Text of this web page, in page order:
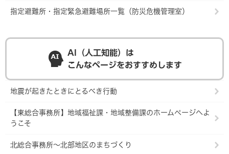
指定避難所・指定緊急避難場所一覧（防災危機管理室）
AI（人工知能）は
こんなページをおすすめします
地震が起きたときにとるべき行動
【東総合事務所】地域福祉課・地域整備課のホームページへよ
うこそ
北総合事務所～北部地区のまちづくり